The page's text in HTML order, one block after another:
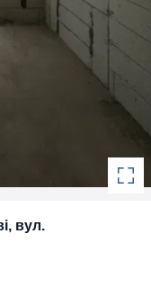
вул.